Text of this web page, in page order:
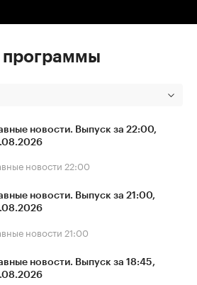
программы
новости. Выпуск за 22:00,
новости 22:00
новости. Выпуск за 21:00,
новости 21:00
новости. Выпуск за 18:45,